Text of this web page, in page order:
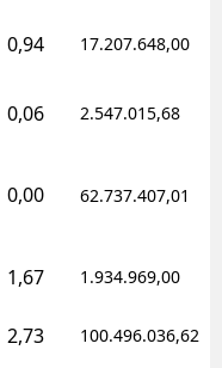
0,94 17.207.648,00
0,06 2.547.015,68
0,00 62.737.407,01
1,67 1.934.969,00
2,73 100.496.036,62